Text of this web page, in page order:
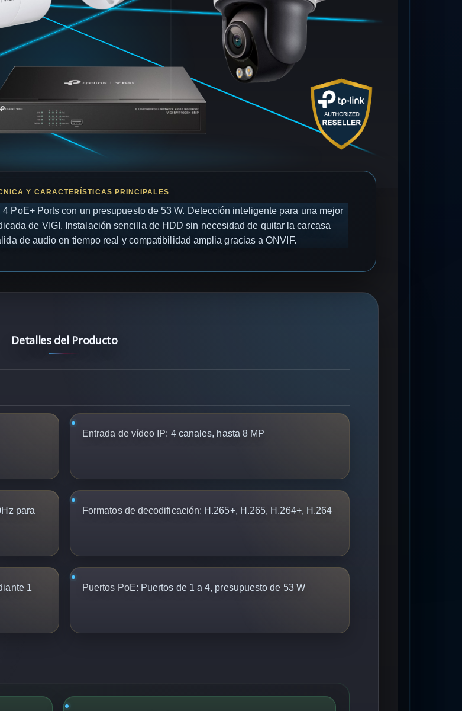
PoE+ Ports con un presupuesto de 53 W. Detección inteligente para una mejor
de VIGI. Instalación sencilla de HDD sin necesidad de quitar la carcasa
de audio en tiempo real y compatibilidad amplia gracias a ONVIF.
Detalles del Producto
Entrada de vídeo IP: 4 canales, hasta 8 MP
para
Formatos de decodificación: H.265+, H.265, H.264+, H.264
1
Puertos PoE: Puertos de 1 a 4, presupuesto de 53 W